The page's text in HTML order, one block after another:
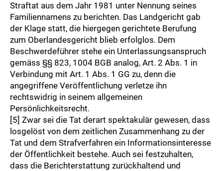
Straftat aus dem Jahr 1981 unter Nennung seines
Familiennamens zu berichten. Das Landgericht gab
der Klage statt, die hiergegen gerichtete Berufung
zum Oberlandesgericht blieb erfolglos. Dem
Beschwerdeführer stehe ein Unterlassungsanspruch
gemäss §§ 823, 1004 BGB analog, Art. 2 Abs. 1 in
Verbindung mit Art. 1 Abs. 1 GG zu, denn die
angegriffene Veröffentlichung verletze ihn
rechtswidrig in seinem allgemeinen
Persönlichkeitsrecht.
[5] Zwar sei die Tat derart spektakulär gewesen, dass
losgelöst von dem zeitlichen Zusammenhang zu der
Tat und dem Strafverfahren ein Informationsinteresse
der Öffentlichkeit bestehe. Auch sei festzuhalten,
dass die Berichterstattung zurückhaltend und